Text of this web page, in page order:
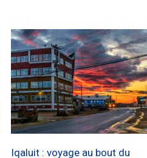
Iqaluit : voyage au bout du